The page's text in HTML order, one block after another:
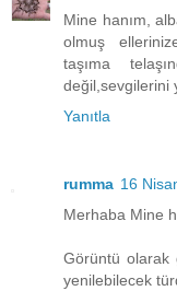
Mine hanım,
olmuş
taşıma
değil,sevgilerini
Yanıtla
rumma 16
Merhaba Mine
Görüntü olarak
yenilebilecek